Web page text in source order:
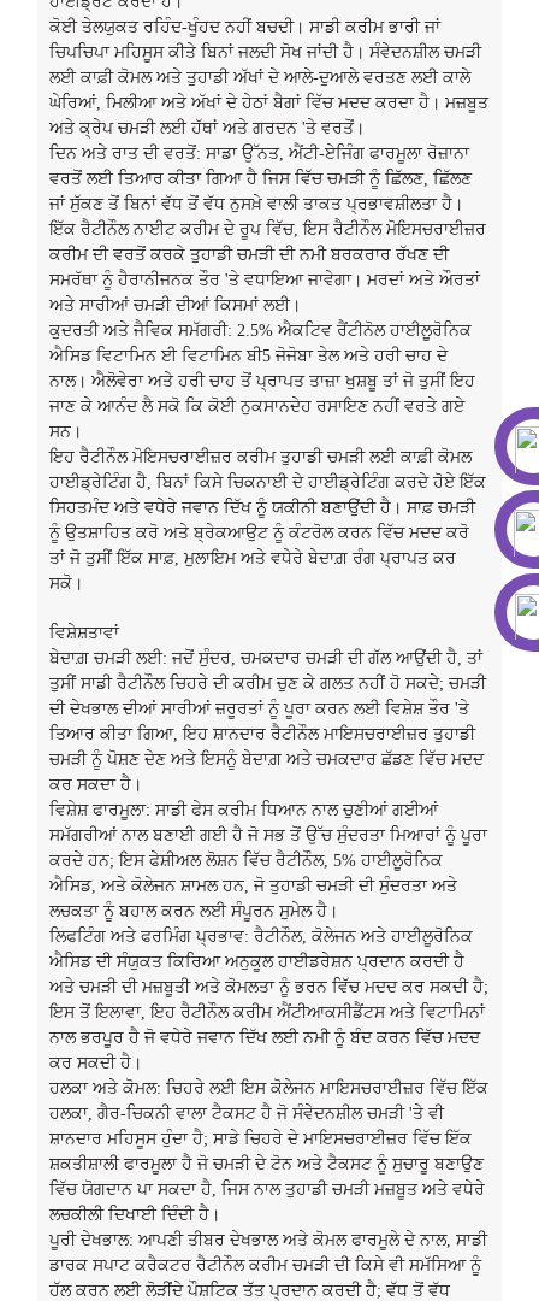
ਕੋਈ ਤੇਲਯੁਕਤ ਰਹਿੰਦ-ਖੂੰਹਦ ਨਹੀਂ ਬਚਦੀ। ਸਾਡੀ ਕਰੀਮ ਭਾਰੀ ਜਾਂ
ਚਿਪਚਿਪਾ ਮਹਿਸੂਸ ਕੀਤੇ ਬਿਨਾਂ ਜਲਦੀ ਸੋਖ ਜਾਂਦੀ ਹੈ। ਸੰਵੇਦਨਸ਼ੀਲ ਚਮੜੀ
ਲਈ ਕਾਫ਼ੀ ਕੋਮਲ ਅਤੇ ਤੁਹਾਡੀ ਅੱਖਾਂ ਦੇ ਆਲੇ-ਦੁਆਲੇ ਵਰਤਣ ਲਈ ਕਾਲੇ
ਘੇਰਿਆਂ, ਮਿਲੀਆ ਅਤੇ ਅੱਖਾਂ ਦੇ ਹੇਠਾਂ ਬੈਗਾਂ ਵਿੱਚ ਮਦਦ ਕਰਦਾ ਹੈ। ਮਜ਼ਬੂਤ
​​ਅਤੇ ਕ੍ਰੇਪ ਚਮੜੀ ਲਈ ਹੱਥਾਂ ਅਤੇ ਗਰਦਨ 'ਤੇ ਵਰਤੋਂ।
ਦਿਨ ਅਤੇ ਰਾਤ ਦੀ ਵਰਤੋਂ: ਸਾਡਾ ਉੱਨਤ, ਐਂਟੀ-ਏਜਿੰਗ ਫਾਰਮੂਲਾ ਰੋਜ਼ਾਨਾ
ਵਰਤੋਂ ਲਈ ਤਿਆਰ ਕੀਤਾ ਗਿਆ ਹੈ ਜਿਸ ਵਿੱਚ ਚਮੜੀ ਨੂੰ ਛਿੱਲਣ, ਛਿੱਲਣ
ਜਾਂ ਸੁੱਕਣ ਤੋਂ ਬਿਨਾਂ ਵੱਧ ਤੋਂ ਵੱਧ ਨੁਸਖ਼ੇ ਵਾਲੀ ਤਾਕਤ ਪ੍ਰਭਾਵਸ਼ੀਲਤਾ ਹੈ।
ਇੱਕ ਰੈਟੀਨੌਲ ਨਾਈਟ ਕਰੀਮ ਦੇ ਰੂਪ ਵਿੱਚ, ਇਸ ਰੈਟੀਨੌਲ ਮੋਇਸਚਰਾਈਜ਼ਰ
ਕਰੀਮ ਦੀ ਵਰਤੋਂ ਕਰਕੇ ਤੁਹਾਡੀ ਚਮੜੀ ਦੀ ਨਮੀ ਬਰਕਰਾਰ ਰੱਖਣ ਦੀ
ਸਮਰੱਥਾ ਨੂੰ ਹੈਰਾਨੀਜਨਕ ਤੌਰ 'ਤੇ ਵਧਾਇਆ ਜਾਵੇਗਾ। ਮਰਦਾਂ ਅਤੇ ਔਰਤਾਂ
ਅਤੇ ਸਾਰੀਆਂ ਚਮੜੀ ਦੀਆਂ ਕਿਸਮਾਂ ਲਈ।
ਕੁਦਰਤੀ ਅਤੇ ਜੈਵਿਕ ਸਮੱਗਰੀ: 2.5% ਐਕਟਿਵ ਰੈਂਟੀਨੋਲ ਹਾਈਲੂਰੋਨਿਕ
ਐਸਿਡ ਵਿਟਾਮਿਨ ਈ ਵਿਟਾਮਿਨ ਬੀ5 ਜੋਜੋਬਾ ਤੇਲ ਅਤੇ ਹਰੀ ਚਾਹ ਦੇ
ਨਾਲ। ਐਲੋਵੇਰਾ ਅਤੇ ਹਰੀ ਚਾਹ ਤੋਂ ਪ੍ਰਾਪਤ ਤਾਜ਼ਾ ਖੁਸ਼ਬੂ ਤਾਂ ਜੋ ਤੁਸੀਂ ਇਹ
ਜਾਣ ਕੇ ਆਨੰਦ ਲੈ ਸਕੋ ਕਿ ਕੋਈ ਨੁਕਸਾਨਦੇਹ ਰਸਾਇਣ ਨਹੀਂ ਵਰਤੇ ਗਏ
ਸਨ।
ਇਹ ਰੈਟੀਨੌਲ ਮੋਇਸਚਰਾਈਜ਼ਰ ਕਰੀਮ ਤੁਹਾਡੀ ਚਮੜੀ ਲਈ ਕਾਫ਼ੀ ਕੋਮਲ
ਹਾਈਡ੍ਰੇਟਿੰਗ ਹੈ, ਬਿਨਾਂ ਕਿਸੇ ਚਿਕਨਾਈ ਦੇ ਹਾਈਡ੍ਰੇਟਿੰਗ ਕਰਦੇ ਹੋਏ ਇੱਕ
ਸਿਹਤਮੰਦ ਅਤੇ ਵਧੇਰੇ ਜਵਾਨ ਦਿੱਖ ਨੂੰ ਯਕੀਨੀ ਬਣਾਉਂਦੀ ਹੈ। ਸਾਫ਼ ਚਮੜੀ
ਨੂੰ ਉਤਸ਼ਾਹਿਤ ਕਰੋ ਅਤੇ ਬ੍ਰੇਕਆਉਟ ਨੂੰ ਕੰਟਰੋਲ ਕਰਨ ਵਿੱਚ ਮਦਦ ਕਰੋ
ਤਾਂ ਜੋ ਤੁਸੀਂ ਇੱਕ ਸਾਫ਼, ਮੁਲਾਇਮ ਅਤੇ ਵਧੇਰੇ ਬੇਦਾਗ਼ ਰੰਗ ਪ੍ਰਾਪਤ ਕਰ
ਸਕੋ।
ਵਿਸ਼ੇਸ਼ਤਾਵਾਂ
ਬੇਦਾਗ਼ ਚਮੜੀ ਲਈ: ਜਦੋਂ ਸੁੰਦਰ, ਚਮਕਦਾਰ ਚਮੜੀ ਦੀ ਗੱਲ ਆਉਂਦੀ ਹੈ, ਤਾਂ
ਤੁਸੀਂ ਸਾਡੀ ਰੈਟੀਨੌਲ ਚਿਹਰੇ ਦੀ ਕਰੀਮ ਚੁਣ ਕੇ ਗਲਤ ਨਹੀਂ ਹੋ ਸਕਦੇ; ਚਮੜੀ
ਦੀ ਦੇਖਭਾਲ ਦੀਆਂ ਸਾਰੀਆਂ ਜ਼ਰੂਰਤਾਂ ਨੂੰ ਪੂਰਾ ਕਰਨ ਲਈ ਵਿਸ਼ੇਸ਼ ਤੌਰ 'ਤੇ
ਤਿਆਰ ਕੀਤਾ ਗਿਆ, ਇਹ ਸ਼ਾਨਦਾਰ ਰੈਟੀਨੌਲ ਮਾਇਸਚਰਾਈਜ਼ਰ ਤੁਹਾਡੀ
ਚਮੜੀ ਨੂੰ ਪੋਸ਼ਣ ਦੇਣ ਅਤੇ ਇਸਨੂੰ ਬੇਦਾਗ਼ ਅਤੇ ਚਮਕਦਾਰ ਛੱਡਣ ਵਿੱਚ ਮਦਦ
ਕਰ ਸਕਦਾ ਹੈ।
ਵਿਸ਼ੇਸ਼ ਫਾਰਮੂਲਾ: ਸਾਡੀ ਫੇਸ ਕਰੀਮ ਧਿਆਨ ਨਾਲ ਚੁਣੀਆਂ ਗਈਆਂ
ਸਮੱਗਰੀਆਂ ਨਾਲ ਬਣਾਈ ਗਈ ਹੈ ਜੋ ਸਭ ਤੋਂ ਉੱਚ ਸੁੰਦਰਤਾ ਮਿਆਰਾਂ ਨੂੰ ਪੂਰਾ
ਕਰਦੇ ਹਨ; ਇਸ ਫੇਸ਼ੀਅਲ ਲੋਸ਼ਨ ਵਿੱਚ ਰੈਟੀਨੌਲ, 5% ਹਾਈਲੂਰੋਨਿਕ
ਐਸਿਡ, ਅਤੇ ਕੋਲੇਜਨ ਸ਼ਾਮਲ ਹਨ, ਜੋ ਤੁਹਾਡੀ ਚਮੜੀ ਦੀ ਸੁੰਦਰਤਾ ਅਤੇ
ਲਚਕਤਾ ਨੂੰ ਬਹਾਲ ਕਰਨ ਲਈ ਸੰਪੂਰਨ ਸੁਮੇਲ ਹੈ।
ਲਿਫਟਿੰਗ ਅਤੇ ਫਰਮਿੰਗ ਪ੍ਰਭਾਵ: ਰੈਟੀਨੌਲ, ਕੋਲੇਜਨ ਅਤੇ ਹਾਈਲੂਰੋਨਿਕ
ਐਸਿਡ ਦੀ ਸੰਯੁਕਤ ਕਿਰਿਆ ਅਨੁਕੂਲ ਹਾਈਡਰੇਸ਼ਨ ਪ੍ਰਦਾਨ ਕਰਦੀ ਹੈ
ਅਤੇ ਚਮੜੀ ਦੀ ਮਜ਼ਬੂਤੀ ਅਤੇ ਕੋਮਲਤਾ ਨੂੰ ਭਰਨ ਵਿੱਚ ਮਦਦ ਕਰ ਸਕਦੀ ਹੈ;
ਇਸ ਤੋਂ ਇਲਾਵਾ, ਇਹ ਰੈਟੀਨੌਲ ਕਰੀਮ ਐਂਟੀਆਕਸੀਡੈਂਟਸ ਅਤੇ ਵਿਟਾਮਿਨਾਂ
ਨਾਲ ਭਰਪੂਰ ਹੈ ਜੋ ਵਧੇਰੇ ਜਵਾਨ ਦਿੱਖ ਲਈ ਨਮੀ ਨੂੰ ਬੰਦ ਕਰਨ ਵਿੱਚ ਮਦਦ
ਕਰ ਸਕਦੀ ਹੈ।
ਹਲਕਾ ਅਤੇ ਕੋਮਲ: ਚਿਹਰੇ ਲਈ ਇਸ ਕੋਲੇਜਨ ਮਾਇਸਚਰਾਈਜ਼ਰ ਵਿੱਚ ਇੱਕ
ਹਲਕਾ, ਗੈਰ-ਚਿਕਨੀ ਵਾਲਾ ਟੈਕਸਟ ਹੈ ਜੋ ਸੰਵੇਦਨਸ਼ੀਲ ਚਮੜੀ 'ਤੇ ਵੀ
ਸ਼ਾਨਦਾਰ ਮਹਿਸੂਸ ਹੁੰਦਾ ਹੈ; ਸਾਡੇ ਚਿਹਰੇ ਦੇ ਮਾਇਸਚਰਾਈਜ਼ਰ ਵਿੱਚ ਇੱਕ
ਸ਼ਕਤੀਸ਼ਾਲੀ ਫਾਰਮੂਲਾ ਹੈ ਜੋ ਚਮੜੀ ਦੇ ਟੋਨ ਅਤੇ ਟੈਕਸਟ ਨੂੰ ਸੁਚਾਰੂ ਬਣਾਉਣ
ਵਿੱਚ ਯੋਗਦਾਨ ਪਾ ਸਕਦਾ ਹੈ, ਜਿਸ ਨਾਲ ਤੁਹਾਡੀ ਚਮੜੀ ਮਜ਼ਬੂਤ ​​ਅਤੇ ਵਧੇਰੇ
ਲਚਕੀਲੀ ਦਿਖਾਈ ਦਿੰਦੀ ਹੈ।
ਪੂਰੀ ਦੇਖਭਾਲ: ਆਪਣੀ ਤੀਬਰ ਦੇਖਭਾਲ ਅਤੇ ਕੋਮਲ ਫਾਰਮੂਲੇ ਦੇ ਨਾਲ, ਸਾਡੀ
ਡਾਰਕ ਸਪਾਟ ਕਰੈਕਟਰ ਰੈਟੀਨੌਲ ਕਰੀਮ ਚਮੜੀ ਦੀ ਕਿਸੇ ਵੀ ਸਮੱਸਿਆ ਨੂੰ
ਹੱਲ ਕਰਨ ਲਈ ਲੋੜੀਂਦੇ ਪੌਸ਼ਟਿਕ ਤੱਤ ਪ੍ਰਦਾਨ ਕਰਦੀ ਹੈ; ਵੱਧ ਤੋਂ ਵੱਧ